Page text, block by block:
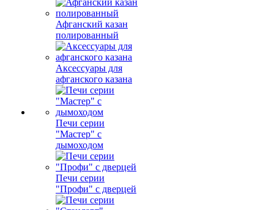
Афганский казан
полированный
Аксессуары для
афганского казана
Печи серии
"Мастер" с
дымоходом
Печи серии
"Профи" с дверцей